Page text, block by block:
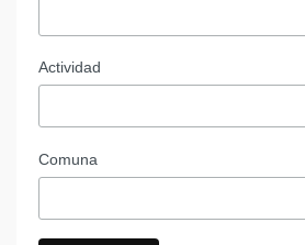
Actividad
Comuna